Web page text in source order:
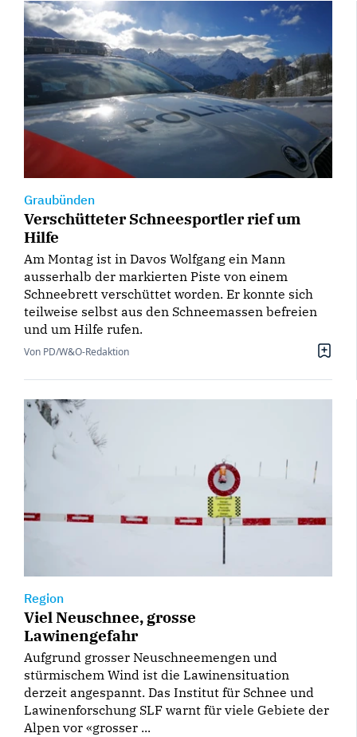
Graubünden
Verschütteter Schneesportler rief um
Hilfe
Am Montag ist in Davos Wolfgang ein Mann
ausserhalb der markierten Piste von einem
Schneebrett verschüttet worden. Er konnte sich
teilweise selbst aus den Schneemassen befreien
und um Hilfe rufen.
Von PD/W&O-Redaktion
Region
Viel Neuschnee, grosse
Lawinengefahr
Aufgrund grosser Neuschneemengen und
stürmischem Wind ist die Lawinensituation
derzeit angespannt. Das Institut für Schnee und
Lawinenforschung SLF warnt für viele Gebiete der
Alpen vor «grosser ...